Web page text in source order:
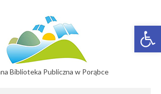
Biblioteka Publiczna w Porąbce